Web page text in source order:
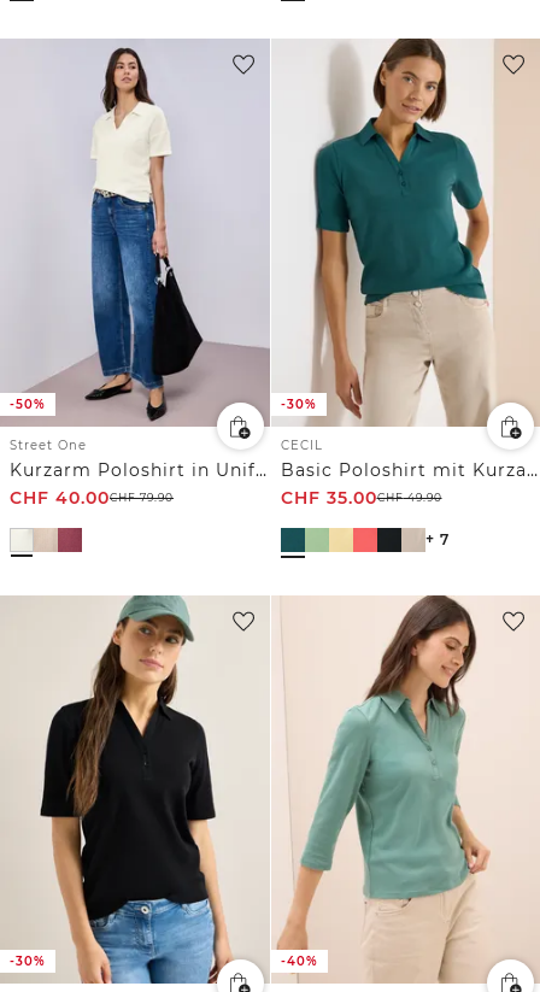
-50%
Street One
Kurzarm Poloshirt in Unifarbe
CHF 40.00CHF79.90
-30%
CECIL
Basic Poloshirt mit Kurzarm
CHF 35.00CHF49.90
+ 7
-30% -40%